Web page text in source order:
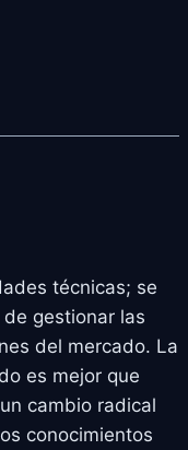
técnicas; se
gestionar las
del mercado. La
es mejor que
cambio radical
conocimientos